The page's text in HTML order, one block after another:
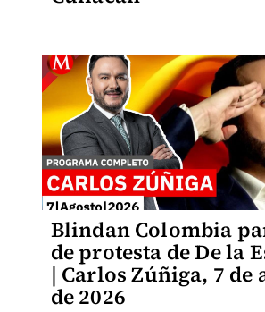
Blindan Colombia
de protesta de De la
| Carlos Zúñiga, 7 de
de 2026